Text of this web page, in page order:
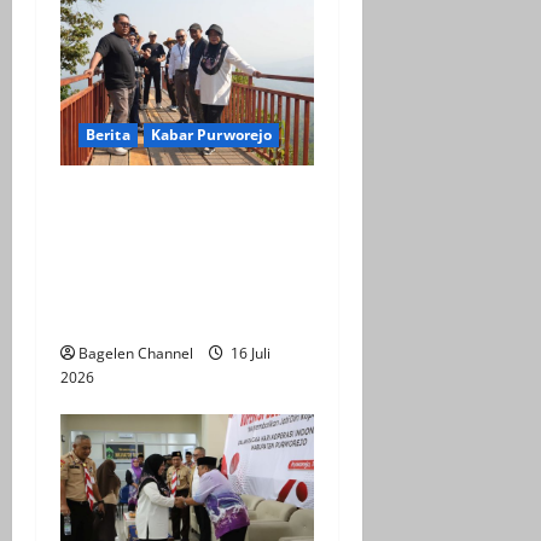
Berita Kabar Purworejo
Bagelen Channel
16 Juli
2026